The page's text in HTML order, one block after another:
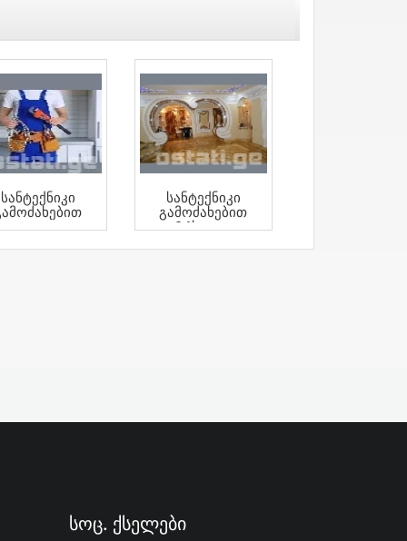
Სანტექნიკი
Სანტექნიკი
Გამოძახებით
24საათი
Სოც. Ქსელები